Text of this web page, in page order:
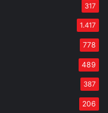
317
1.417
778
489
387
206